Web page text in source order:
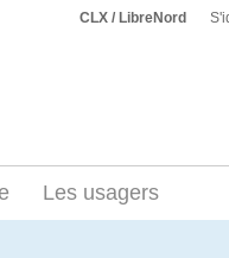
CLX / LibreNord
Les usagers